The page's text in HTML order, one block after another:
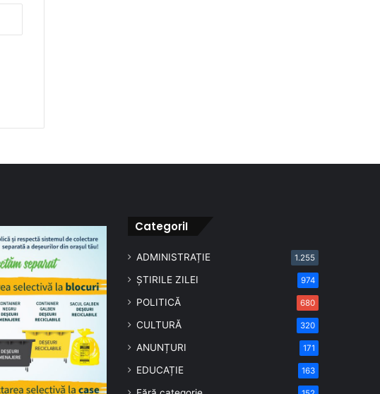
CategoriI
ADMINISTRAȚIE 1.255
ȘTIRILE ZILEI 974
POLITICĂ 680
CULTURĂ 320
ANUNȚURI 171
EDUCAȚIE 163